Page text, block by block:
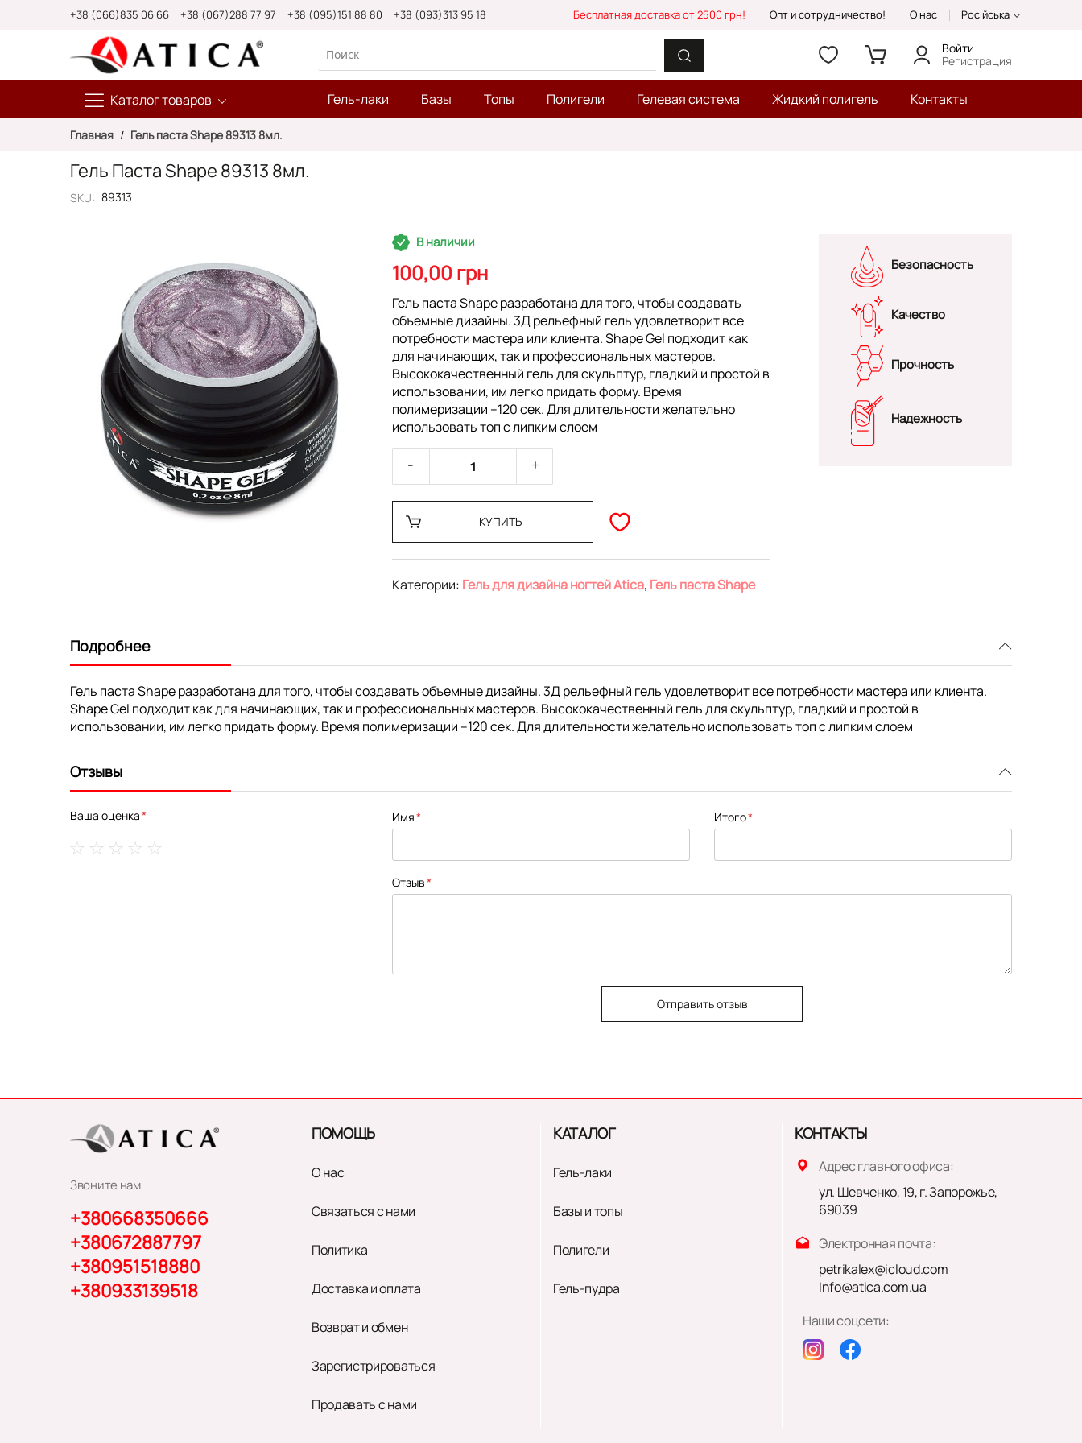
+38 (066)835 06 66 +38 (067)288 77 97 +38 (095)151 88 80 +38 (093)313 95 18 Бесплатная доставка от 2500 грн! Опт и сотрудничество! О нас Російська
Каталог товаров
Войти
Регистрация
Гель-лаки Базы Топы Полигели Гелевая система Жидкий полигель Контакты
Главная Гель паста Shape 89313 8мл.
Гель Паста Shape 89313 8мл.
SKU 89313
галереям
изображений
В наличии
100,00 грн
Гель паста Shape разработана для того, чтобы создавать
объемные дизайны. 3Д рельефный гель удовлетворит все
потребности мастера или клиента. Shape Gel подходит как
для начинающих, так и профессиональных мастеров.
Высококачественный гель для скульптур, гладкий и простой в
использовании, им легко придать форму. Время
полимеризации –120 сек. Для длительности желательно
использовать топ с липким слоем
КУПИТЬ
Категории: Гель для дизайна ногтей Atica, Гель паста Shape
Безопасность
Качество
Прочность
Надежность
Подробнее
Гель паста Shape разработана для того, чтобы создавать объемные дизайны. 3Д рельефный гель удовлетворит все потребности мастера или клиента.
Shape Gel подходит как для начинающих, так и профессиональных мастеров. Высококачественный гель для скульптур, гладкий и простой в
использовании, им легко придать форму. Время полимеризации –120 сек. Для длительности желательно использовать топ с липким слоем
Отзывы
Ваша оценка Имя Итого
Отзыв
Отправить отзыв
Звоните нам
+380668350666
+380672887797
+380951518880
+380933139518
ПОМОЩЬ
О нас
Связаться с нами
Политика
Доставка и оплата
Возврат и обмен
Зарегистрироваться
Продавать с нами
КАТАЛОГ
Гель-лаки
Базы и топы
Полигели
Гель-пудра
КОНТАКТЫ
Адрес главного офиса:
ул. Шевченко, 19, г. Запорожье,
69039
Электронная почта:
petrikalex@icloud.com
Info@atica.com.ua
Наши соцсети: